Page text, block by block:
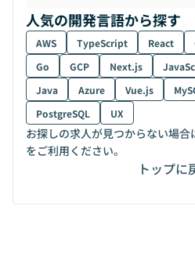
人気の開発言語から探す
AWS TypeScript React
Go
GCP Next.js
Java
Azure Vue.js
PostgreSQL
UX
お探しの求人が見つからない場
をご利用ください。
トップに